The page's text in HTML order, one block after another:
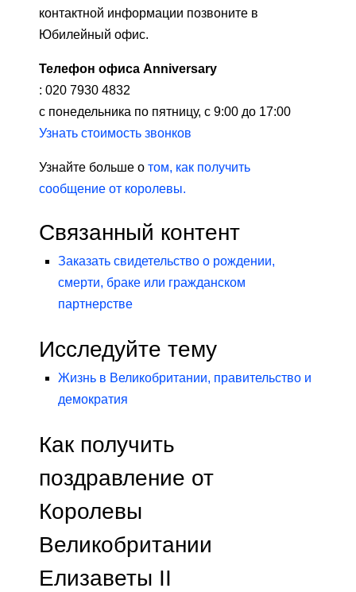
контактной информации позвоните в
Юбилейный офис.
Телефон офиса Anniversary
: ​​020 7930 4832
с понедельника по пятницу, с 9:00 до 17:00
Узнать стоимость звонков
Узнайте больше о том, как получить
сообщение от королевы.
Связанный контент
Заказать свидетельство о рождении,
смерти, браке или гражданском
партнерстве
Исследуйте тему
Жизнь в Великобритании, правительство и
демократия
Как получить
поздравление от
Королевы
Великобритании
Елизаветы II